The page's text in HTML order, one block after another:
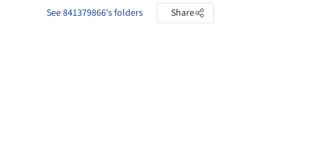
See 841379866's folders Share